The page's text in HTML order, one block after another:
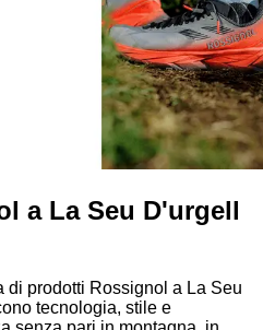
a La Seu D'urgell
di prodotti Rossignol a La Seu
tecnologia, stile e